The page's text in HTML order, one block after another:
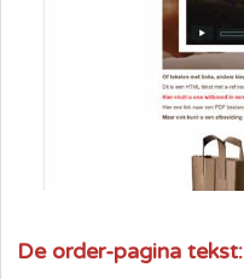
De order-pagina tekst: